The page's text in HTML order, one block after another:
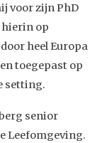
voor zijn PhD
hierin op
heel Europa
toegepast op
setting.
senior
Leefomgeving.